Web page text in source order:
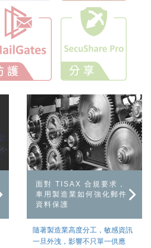
面對 TISAX 合規要求，
車用製造業如何強化郵件
資料保護
隨著製造業高度分工，敏感資訊
一旦外洩，影響不只單一供應